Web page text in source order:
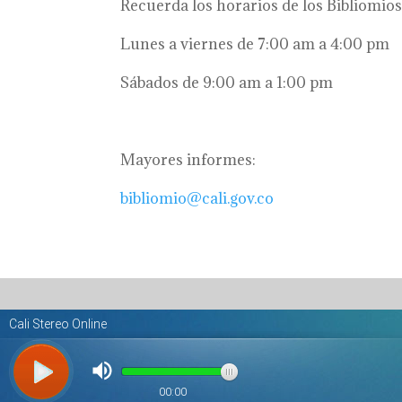
Recuerda los horarios de los
Lunes a viernes de 7:00 am a 4:00 pm
Sábados de 9:00 am a 1:00 pm
Mayores informes:
bibliomio@cali.gov.co